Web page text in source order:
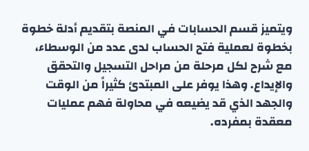
ويتميز قسم الحسابات في المنصة بتقديم أدلة خطوة
بخطوة لعملية فتح الحساب لدى عدد من الوسطاء،
مع شرح لكل مرحلة من مراحل التسجيل والتحقق
والإيداع. وهذا يوفر على المبتدئ كثيراً من الوقت
والجهد الذي قد يضيعه في محاولة فهم عمليات
معقدة بمفرده.